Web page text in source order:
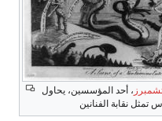
، أحد المؤسسين، يحاول
تمثل نقابة الفنانين